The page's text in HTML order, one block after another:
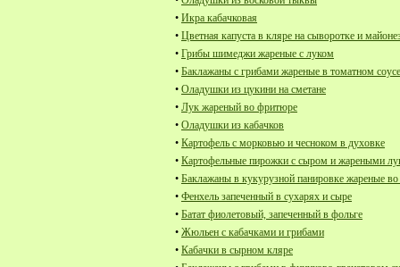
• Икра кабачковая
• Цветная капуста в кляре на сыворотке и
• Грибы шимеджи жареные с луком
• Баклажаны с грибами жареные в томатном соусе
• Оладушки из цукини на сметане
• Лук жареный во фритюре
• Оладушки из кабачков
• Картофель с морковью и чесноком в духовке
• Картофельные пирожки с сыром и жареными
• Баклажаны в кукурузной панировке жареные
• Фенхель запеченный в сухарях и сыре
• Батат фиолетовый, запеченный в фольге
• Жюльен с кабачками и грибами
• Кабачки в сырном кляре